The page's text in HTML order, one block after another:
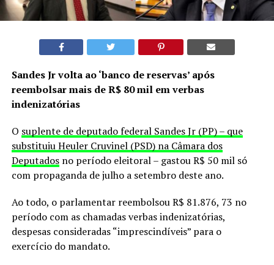
Sandes Jr volta ao ‘banco de reservas’ após
reembolsar mais de R$ 80 mil em verbas
indenizatórias
O suplente de deputado federal Sandes Jr (PP) – que
substituiu Heuler Cruvinel (PSD) na Câmara dos
Deputadosno período eleitoral – gastou R$ 50 mil só
com propaganda de julho a setembro deste ano.
Ao todo, o parlamentar reembolsou R$ 81.876, 73 no
período com as chamadas verbas indenizatórias,
despesas consideradas “imprescindíveis” para o
exercício do mandato.